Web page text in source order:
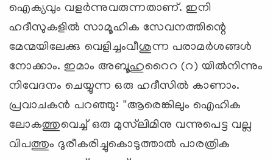
ഐക്യവും വളര്‍ന്നുവരുന്നതാണ്. ഇനി
ഹദീസുകളില്‍ സാമൂഹിക സേവനത്തിന്റെ
മേന്മയിലേക്കു വെളിച്ചംവീശുന്ന പരാമര്‍ശങ്ങള്‍
നോക്കാം. ഇമാം അബൂഹുറൈറ (റ) യില്‍നിന്നും
നിവേദനം ചെയ്യുന്ന ഒരു ഹദീസില്‍ കാണാം.
പ്രവാചകന്‍ പറഞ്ഞു: ''ആരെങ്കിലും ഐഹിക
ലോകത്തുവെച്ച് ഒരു മുസ്‌ലിമിനു വന്നുപെട്ട വല്ല
വിപത്തും ദുരീകരിച്ചുകൊടുത്താല്‍ പാരത്രിക